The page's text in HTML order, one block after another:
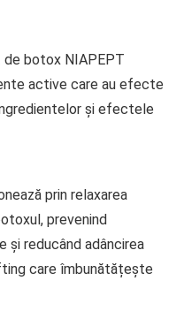
botox NIAPEPT
active care au efecte
și efectele
prin relaxarea
prevenind
și reducând adâncirea
care îmbunătățește